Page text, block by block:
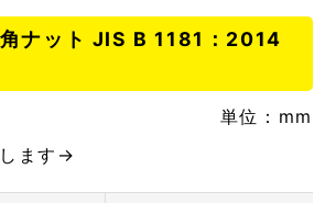
角ナット JIS B 1181：2014
単位：mm
ます→